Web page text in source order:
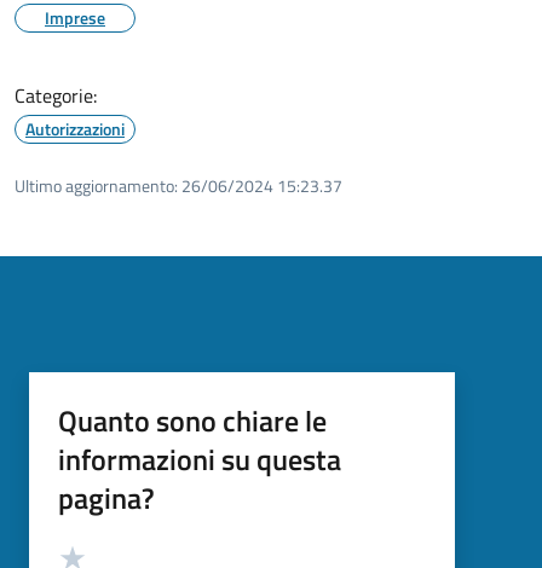
Imprese
Categorie:
Autorizzazioni
Ultimo aggiornamento: 26/06/2024 15:23.37
Quanto sono chiare le
informazioni su questa
pagina?
Valutazione